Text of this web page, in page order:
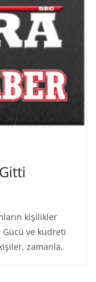
kişilikler
Gücü ve kudreti
zamanla,